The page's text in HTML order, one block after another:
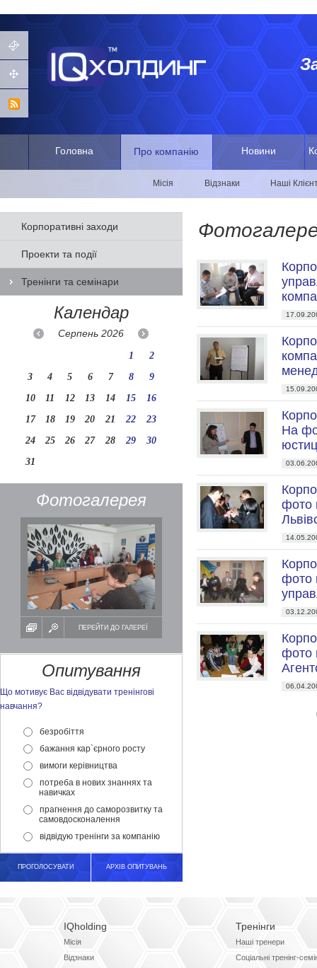
Головна Про компанію Новини
Місія Відзнаки Наші
Корпоративні заходи
Проекти та події
Тренінги та семінари
Календар
Серпень2026
1
2
3
4 5 6 7 8
9
10
11 12 13 14 15
16
17
18 19 20 21 22
23
24
25 26 27 28 29
30
31
Фотогалерея
ПЕРЕЙТИ ДО ГАЛЕРЕЇ
Опитування
Що мотивує Вас відвідувати тренінгові
навчання?
безробіття
бажання кар`єрного росту
вимоги керівництва
потреба в нових знаннях та
навичках
прагнення до саморозвитку та
самовдосконалення
відвідую тренінги за компанію
ПРОГОЛОСУВАТИ АРХІВ ОПИТУВАНЬ
На
фото
фото
фото
IQholding
Місія
Відзнаки
Тренінги
Наші тренери
Соціальні тренінг-